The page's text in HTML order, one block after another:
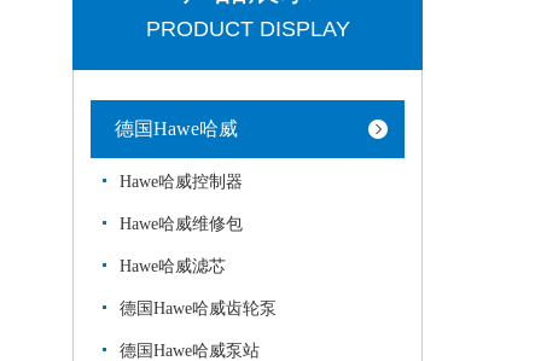
PRODUCT DISPLAY
德国Hawe哈威
Hawe哈威控制器
Hawe哈威维修包
Hawe哈威滤芯
德国Hawe哈威齿轮泵
德国Hawe哈威泵站